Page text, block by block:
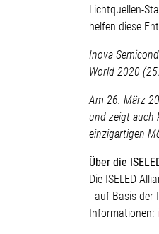
Lichtquellen-
helfen diese
Inova
World 2020
Am 26. März
und zeigt auch
einzigartigen
Über die
Die ISELED-
- auf Basis der
Informationen: